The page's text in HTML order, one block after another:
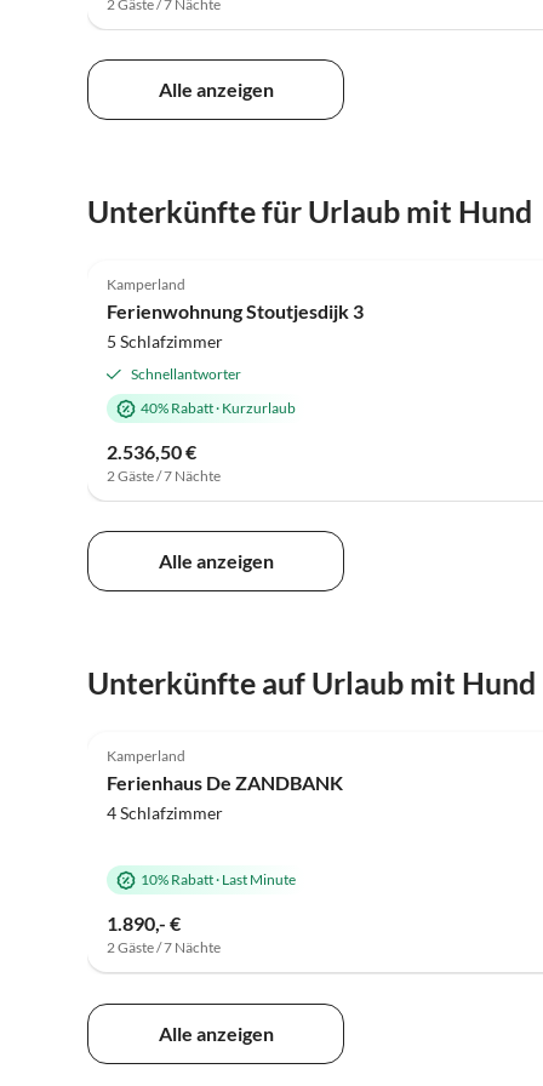
2 Gäste / 7 Nächte
Alle anzeigen
Unterkünfte für Urlaub mit Hund
Kamperland
Ferienwohnung Stoutjesdijk 3
5 Schlafzimmer
Schnellantworter
40% Rabatt· Kurzurlaub
2.536,50 €
2 Gäste / 7 Nächte
Alle anzeigen
Unterkünfte auf Urlaub mit Hund
Kamperland
Ferienhaus De ZANDBANK
4 Schlafzimmer
10% Rabatt· Last Minute
1.890,- €
2 Gäste / 7 Nächte
Alle anzeigen